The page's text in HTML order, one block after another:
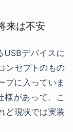
来は不安
USBデバイスに
ンセプトのもの
プに入っていま
様があって、こ
ど現状では実装